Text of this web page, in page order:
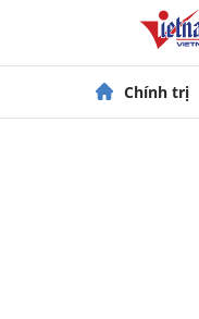
Chính trị